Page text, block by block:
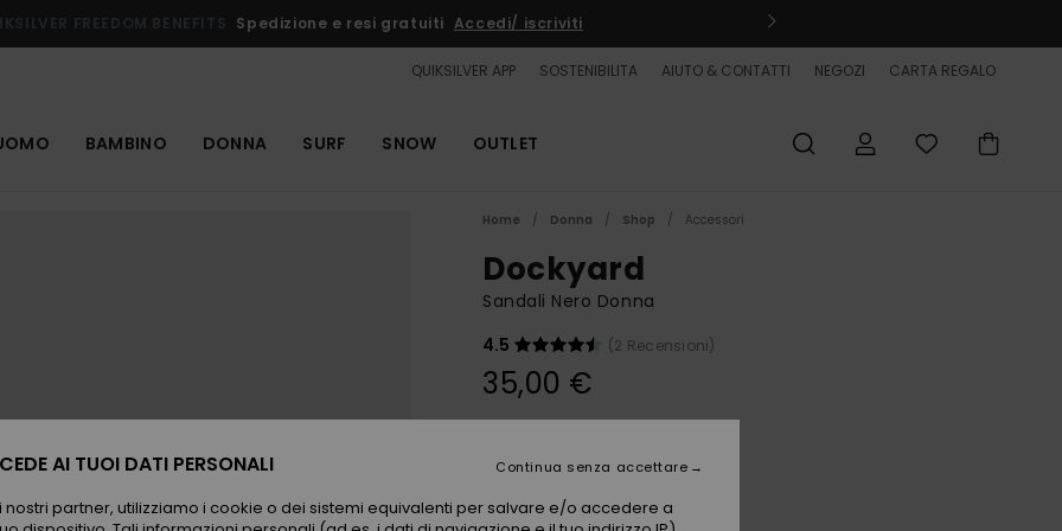
FREEDOM BENEFITS Spedizione e resi gratuiti Accedi/ iscriviti
QUIKSILVER APP SOSTENIBILITA AIUTO & CONTATTI NEGOZI CARTA REGALO
BAMBINO DONNA SURF SNOW OUTLET
Home Donna Shop Accessori
Dockyard
Sandali Nero Donna
4.5
(2 Recensioni)
35,00 €
AI TUOI DATI PERSONALI
partner, utilizziamo i cookie o dei sistemi equivalenti per salvare e/o accedere a
Continua senza accettare